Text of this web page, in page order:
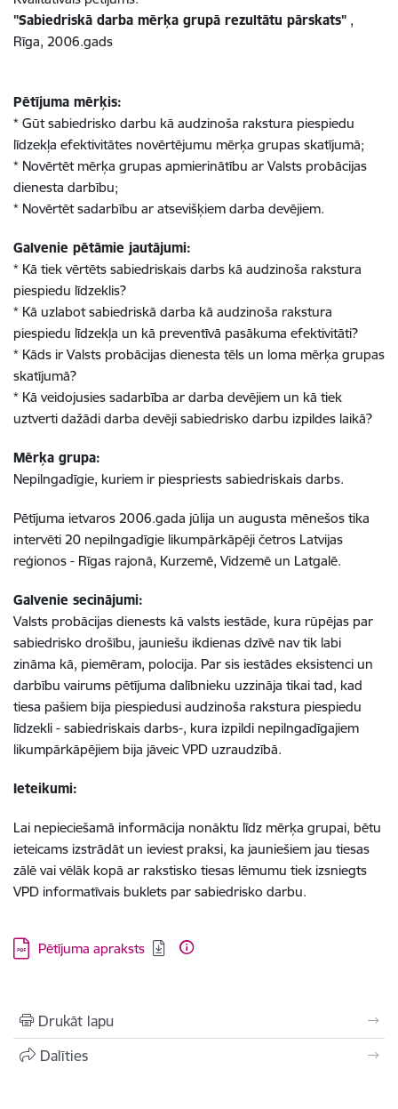
"Sabiedriskā darba mērķa grupā rezultātu pārskats" ,
Rīga, 2006.gads
Pētījuma mērķis:
* Gūt sabiedrisko darbu kā audzinoša rakstura piespiedu
līdzekļa efektivitātes novērtējumu mērķa grupas skatījumā;
* Novērtēt mērķa grupas apmierinātību ar Valsts probācijas
dienesta darbību;
* Novērtēt sadarbību ar atsevišķiem darba devējiem.
Galvenie pētāmie jautājumi:
* Kā tiek vērtēts sabiedriskais darbs kā audzinoša rakstura
piespiedu līdzeklis?
* Kā uzlabot sabiedriskā darba kā audzinoša rakstura
piespiedu līdzekļa un kā preventīvā pasākuma efektivitāti?
* Kāds ir Valsts probācijas dienesta tēls un loma mērķa grupas
skatījumā?
* Kā veidojusies sadarbība ar darba devējiem un kā tiek
uztverti dažādi darba devēji sabiedrisko darbu izpildes laikā?
Mērķa grupa:
Nepilngadīgie, kuriem ir piespriests sabiedriskais darbs.
Pētījuma ietvaros 2006.gada jūlija un augusta mēnešos tika
intervēti 20 nepilngadīgie likumpārkāpēji četros Latvijas
reģionos - Rīgas rajonā, Kurzemē, Vidzemē un Latgalē.
Galvenie secinājumi:
Valsts probācijas dienests kā valsts iestāde, kura rūpējas par
sabiedrisko drošību, jauniešu ikdienas dzīvē nav tik labi
zināma kā, piemēram, polocija. Par sis iestādes eksistenci un
darbību vairums pētījuma dalībnieku uzzināja tikai tad, kad
tiesa pašiem bija piespiedusi audzinoša rakstura piespiedu
līdzekli - sabiedriskais darbs-, kura izpildi nepilngadīgajiem
likumpārkāpējiem bija jāveic VPD uzraudzībā.
Ieteikumi:
Lai nepieciešamā informācija nonāktu līdz mērķa grupai, bētu
ieteicams izstrādāt un ieviest praksi, ka jauniešiem jau tiesas
zālē vai vēlāk kopā ar rakstisko tiesas lēmumu tiek izsniegts
VPD informatīvais buklets par sabiedrisko darbu.
Lejupielādēt:
Pētījuma apraksts
Drukāt lapu
Dalīties